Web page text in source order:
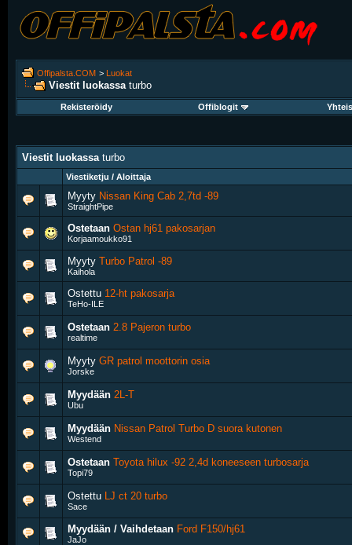
Offipalsta.COM > Luokat
Viestit luokassa turbo
Rekisteröidy Offiblogit
Viestit luokassa turbo
Viestiketju / Aloittaja
Myyty Nissan King Cab 2,7td -89
StraightPipe
Ostetaan Ostan hj61 pakosarjan
Korjaamoukko91
Myyty Turbo Patrol -89
Kaihola
Ostettu 12-ht pakosarja
TeHo-ILE
Ostetaan 2.8 Pajeron turbo
realtime
Myyty GR patrol moottorin osia
Jorske
Myydään 2L-T
Ubu
Myydään Nissan Patrol Turbo D suora kutonen
Westend
Ostetaan Toyota hilux -92 2,4d koneeseen turbosarja
Topi79
Ostettu LJ ct 20 turbo
Sace
Myydään / Vaihdetaan Ford F150/hj61
JaJo